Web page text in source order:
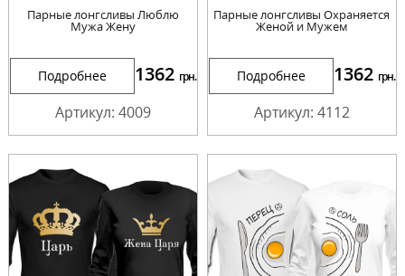
Парные лонгсливы Люблю
Мужа Жену
Подробнее 1362 грн.
Артикул: 4009
Парные лонгсливы Охраняется
Женой и Мужем
Подробнее 1362 грн.
Артикул: 4112